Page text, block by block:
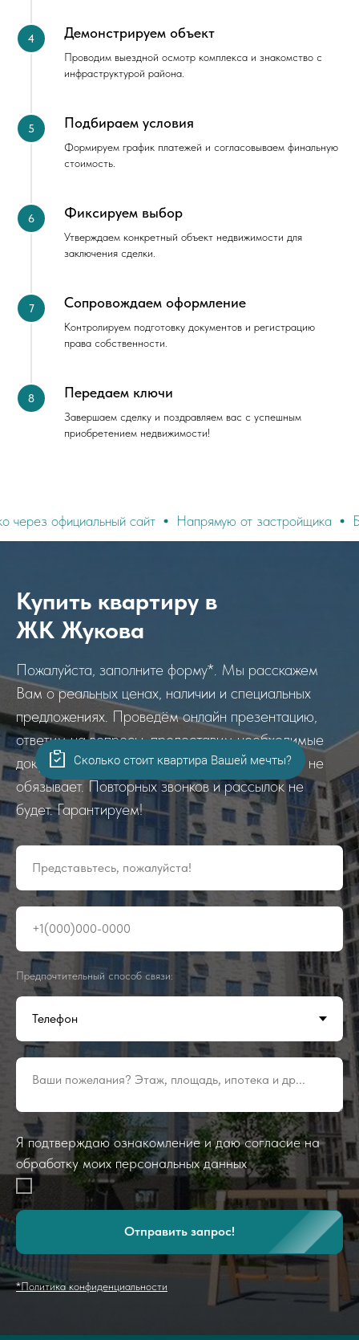
Демонстрируем объект
Проводим выездной осмотр комплекса и знакомство с
инфраструктурой района.
Подбираем условия
Формируем график платежей и согласовываем финальную
стоимость.
Фиксируем выбор
Утверждаем конкретный объект недвижимости для
заключения сделки.
Сопровождаем оформление
Контролируем подготовку документов и регистрацию
права собственности.
Передаем ключи
Завершаем сделку и поздравляем вас с успешным
приобретением недвижимости!
сайт Напрямую от застройщика Без
Купить квартиру в
ЖК Жукова
Пожалуйста, заполните форму*. Мы расскажем
Вам о реальных ценах, наличии и специальных
предложениях. Проведём онлайн презентацию,
ответим на вопросы, предоставим необходимые
документы. Заполнение формы Вас ни к чему не
обязывает. Повторных звонков и рассылок не
будет. Гарантируем!
Представьтесь, пожалуйста!
+1(000)000-0000
Предпочтительный способ связи:
Ваши пожелания? Этаж, площадь, ипотека и др...
Я подтверждаю ознакомление и даю согласие на
обработку моих персональных данных
Отправить запрос!
*Политика конфиденциальности
Сколько стоит квартира Вашей мечты?